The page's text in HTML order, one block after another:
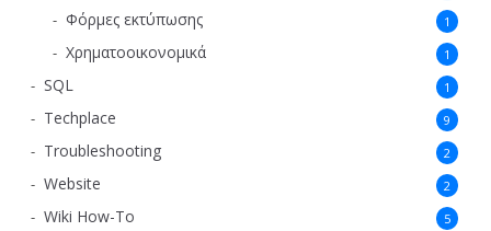
Φόρμες εκτύπωσης 1
Χρηματοοικονομικά 1
SQL 1
Techplace 9
Troubleshooting 2
Website 2
Wiki How-To 5